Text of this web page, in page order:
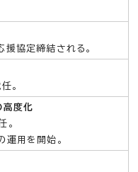
協定締結される。
。
高度化
。
運用を開始。